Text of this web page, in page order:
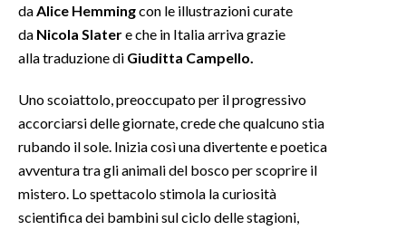
NOTIZIE
INSULARITÀ
INFO AZIENDE
da Alice Hemmingcon le illustrazioni curate
da Nicola Slatere che in Italia arriva grazie
alla traduzione di Giuditta Campello.
Uno scoiattolo, preoccupato per il progressivo
accorciarsi delle giornate, crede che qualcuno stia
rubando il sole. Inizia così una divertente e poetica
avventura tra gli animali del bosco per scoprire il
mistero. Lo spettacolo stimola la curiosità
scientifica dei bambini sul ciclo delle stagioni,